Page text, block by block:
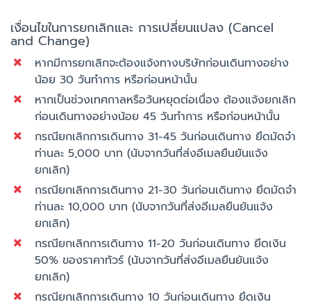
เงื่อนไขในการยกเลิกและ การเปลี่ยนแปลง (Cancel
and Change)
หากมีการยกเลิกจะต้องแจ้งทางบริษัทก่อนเดินทางอย่าง
น้อย 30 วันทำการ หรือก่อนหน้านั้น
หากเป็นช่วงเทศกาลหรือวันหยุดต่อเนื่อง ต้องแจ้งยกเลิก
ก่อนเดินทางอย่างน้อย 45 วันทำการ หรือก่อนหน้านั้น
กรณียกเลิกการเดินทาง 31-45 วันก่อนเดินทาง ยึดมัดจำ
ท่านละ 5,000 บาท (นับจากวันที่ส่งอีเมลยืนยันแจ้ง
ยกเลิก)
กรณียกเลิกการเดินทาง 21-30 วันก่อนเดินทาง ยึดมัดจำ
ท่านละ 10,000 บาท (นับจากวันที่ส่งอีเมลยืนยันแจ้ง
ยกเลิก)
กรณียกเลิกการเดินทาง 11-20 วันก่อนเดินทาง ยึดเงิน
50% ของราคาทัวร์ (นับจากวันที่ส่งอีเมลยืนยันแจ้ง
ยกเลิก)
กรณียกเลิกการเดินทาง 10 วันก่อนเดินทาง ยึดเงิน